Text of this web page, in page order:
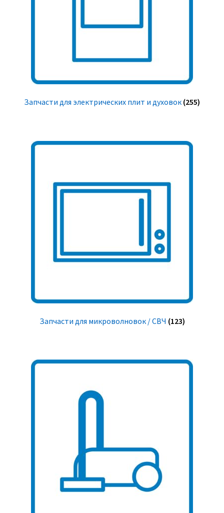
Запчасти для электрических плит и духовок (255)
Запчасти для микроволновок / СВЧ (123)